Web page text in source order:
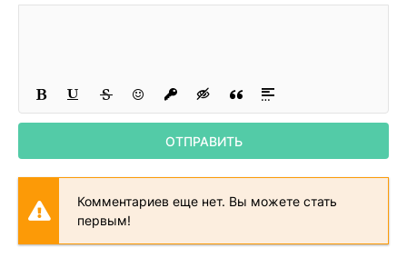
ОТПРАВИТЬ
Комментариев еще нет. Вы можете стать
первым!